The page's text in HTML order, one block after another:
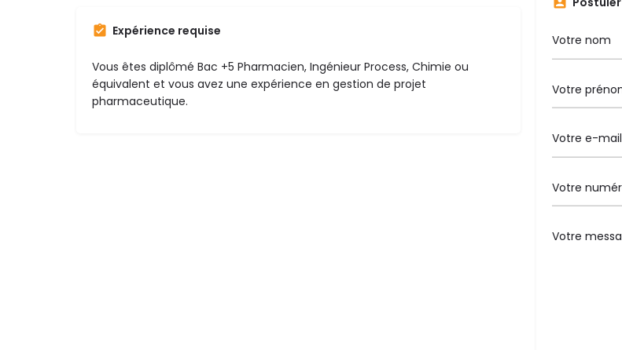
Expérience requise
Vous êtes diplômé Bac +5 Pharmacien, Ingénieur Process, Chimie ou
équivalent et vous avez une expérience en gestion de projet
pharmaceutique.